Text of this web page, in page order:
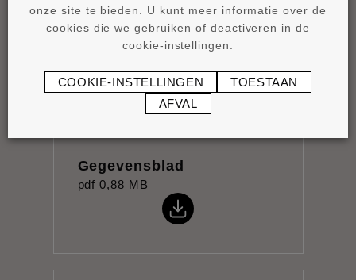
Installatie-instructies
0,96 MB
Gegevensblad
pdf 0,88 MB
onze site te bieden. U kunt meer informatie over de
cookies die we gebruiken of deactiveren in de
cookie-instellingen.
COOKIE-INSTELLINGEN
TOESTAAN
AFVAL